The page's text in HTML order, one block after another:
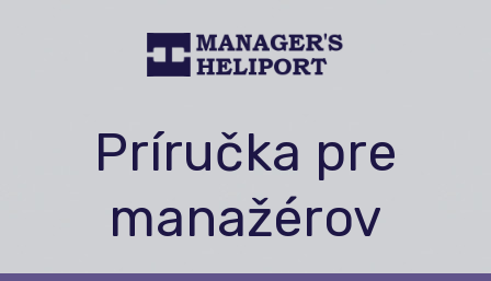
Príručka pre
manažérov